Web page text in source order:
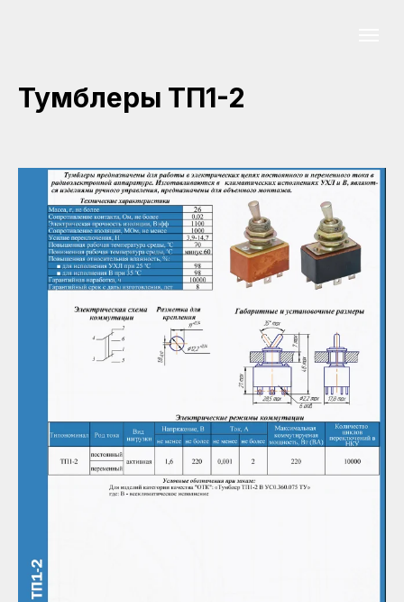
Тумблеры ТП1-2